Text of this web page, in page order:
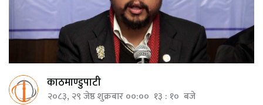
काठमाण्डुपाटी
२०८३, २९ जेष्ठ शुक्रबार ००:०० १३ : १० बजे